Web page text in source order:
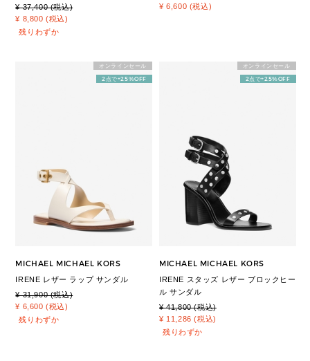
¥ 37,400 (税込)
¥ 8,800 (税込)
残りわずか
¥ 6,600 (税込)
オンラインセール
2点で+25%OFF
MICHAEL MICHAEL KORS
IRENE レザー ラップ サンダル
¥ 31,900 (税込)
¥ 6,600 (税込)
残りわずか
オンラインセール
2点で+25%OFF
MICHAEL MICHAEL KORS
IRENE スタッズ レザー ブロックヒー
ル サンダル
¥ 41,800 (税込)
¥ 11,286 (税込)
残りわずか